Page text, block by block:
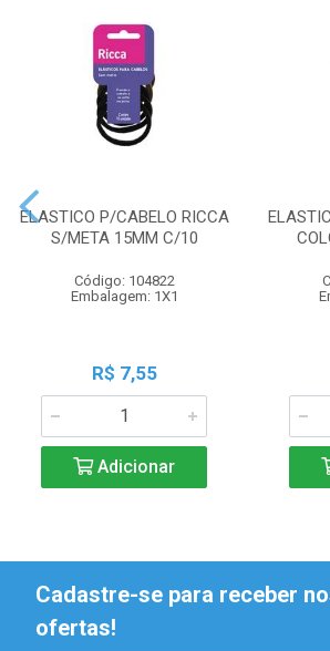
ELASTICO P/CABELO RICCA
S/META 15MM C/10
Código: 104822
Embalagem: 1X1
R$ 7,55
Adicionar
Cadastre-se para receber
ofertas!